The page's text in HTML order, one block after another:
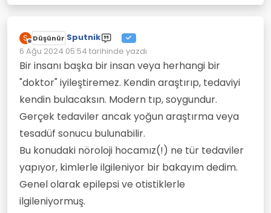
S
Çevrimdışı
Düşünür Sputnik
6 Ağu 2024 05:54 tarihinde yazdı
Son düzenleyen:
Bir insanı başka bir insan veya herhangi bir
"doktor" iyileştiremez. Kendin araştırıp, tedaviyi
kendin bulacaksın. Modern tıp, soygundur.
Gerçek tedaviler ancak yoğun araştırma veya
tesadüf sonucu bulunabilir.
Bu konudaki nöroloji hocamız(!) ne tür tedaviler
yapıyor, kimlerle ilgileniyor bir bakayım dedim.
Genel olarak epilepsi ve otistiklerle
ilgileniyormuş.